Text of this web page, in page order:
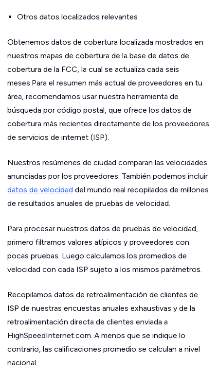
Otros datos localizados relevantes
Obtenemos datos de cobertura localizada mostrados en
nuestros mapas de cobertura de la base de datos de
cobertura de la FCC, la cual se actualiza cada seis
meses.Para el resumen más actual de proveedores en tu
área, recomendamos usar nuestra herramienta de
búsqueda por código postal, que ofrece los datos de
cobertura más recientes directamente de los proveedores
de servicios de internet (ISP).
Nuestros resúmenes de ciudad comparan las velocidades
anunciadas por los proveedores. También podemos incluir
datos de velocidad del mundo real recopilados de millones
de resultados anuales de pruebas de velocidad.
Para procesar nuestros datos de pruebas de velocidad,
primero filtramos valores atípicos y proveedores con
pocas pruebas. Luego calculamos los promedios de
velocidad con cada ISP sujeto a los mismos parámetros.
Recopilamos datos de retroalimentación de clientes de
ISP de nuestras encuestas anuales exhaustivas y de la
retroalimentación directa de clientes enviada a
HighSpeedInternet.com. A menos que se indique lo
contrario, las calificaciones promedio se calculan a nivel
nacional.